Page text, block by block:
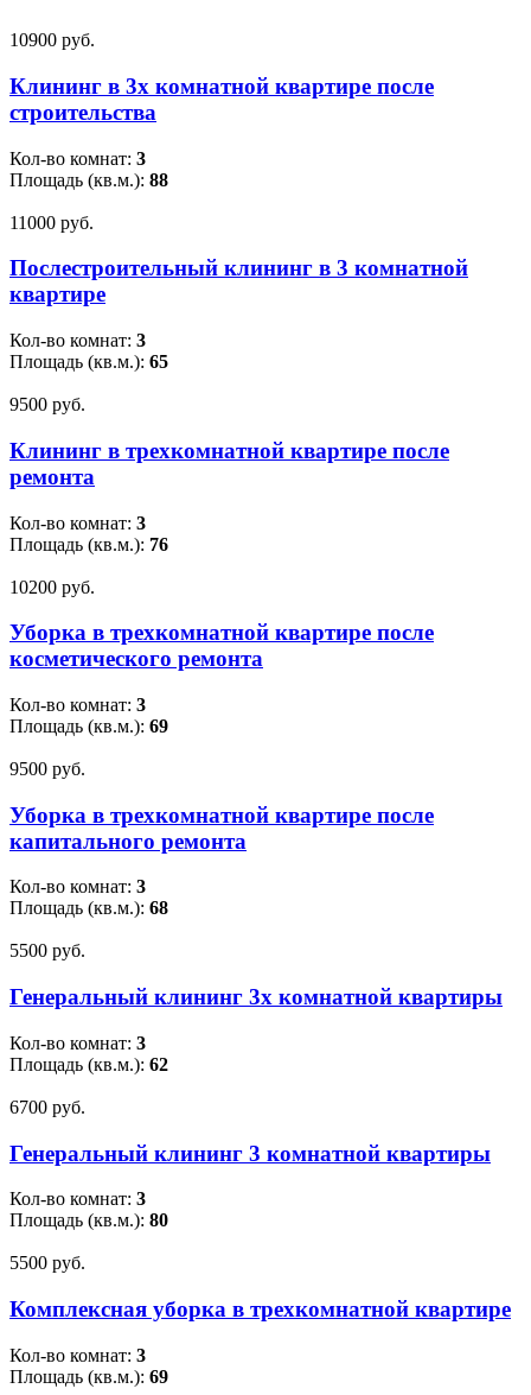
10900 pуб.
Клининг в 3х комнатной квартире после
строительства
Кол-во комнат: 3
Площадь (кв.м.): 88
11000 pуб.
Послестроительный клининг в 3 комнатной
квартире
Кол-во комнат: 3
Площадь (кв.м.): 65
9500 pуб.
Клининг в трехкомнатной квартире после
ремонта
Кол-во комнат: 3
Площадь (кв.м.): 76
10200 pуб.
Уборка в трехкомнатной квартире после
косметического ремонта
Кол-во комнат: 3
Площадь (кв.м.): 69
9500 pуб.
Уборка в трехкомнатной квартире после
капитального ремонта
Кол-во комнат: 3
Площадь (кв.м.): 68
5500 pуб.
Генеральный клининг 3х комнатной квартиры
Кол-во комнат: 3
Площадь (кв.м.): 62
6700 pуб.
Генеральный клининг 3 комнатной квартиры
Кол-во комнат: 3
Площадь (кв.м.): 80
5500 pуб.
Комплексная уборка в трехкомнатной квартире
Кол-во комнат: 3
Площадь (кв.м.): 69